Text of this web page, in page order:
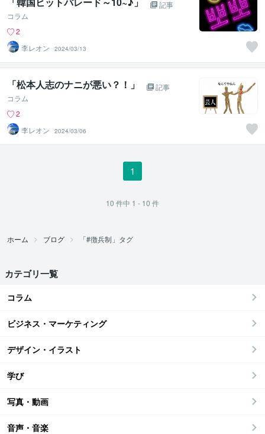
記事
コラム
2
李レオン
2024/03/13
「松本人志のナニが悪い？！」
記事
コラム
2
李レオン
2024/03/06
1
10 件中 1 - 10 件
ホーム ブログ 「#徴兵制」タグ
カテゴリ一覧
コラム
ビジネス・マーケティング
デザイン・イラスト
学び
写真・動画
音声・音楽